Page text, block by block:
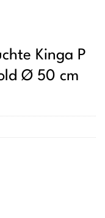
Kinga P
Ø 50 cm